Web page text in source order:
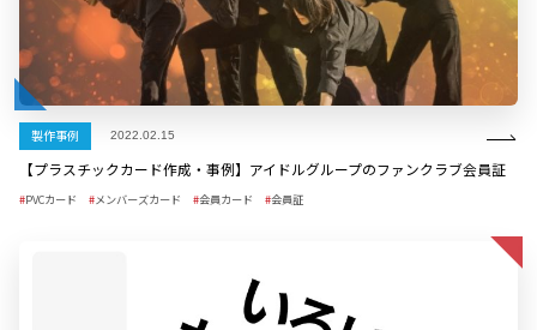
製作事例 2022.02.15
【プラスチックカード作成・事例】アイドルグループのファンクラブ会員証
PVCカード メンバーズカード 会員カード 会員証